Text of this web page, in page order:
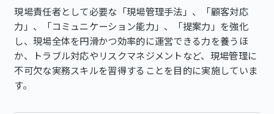
現場責任者として必要な「現場管理手法」、「顧客対応
力」、「コミュニケーション能力」、「提案力」を強化
し、現場全体を円滑かつ効率的に運営できる力を養うほ
か、トラブル対応やリスクマネジメントなど、現場管理に
不可欠な実務スキルを習得することを目的に実施していま
す。